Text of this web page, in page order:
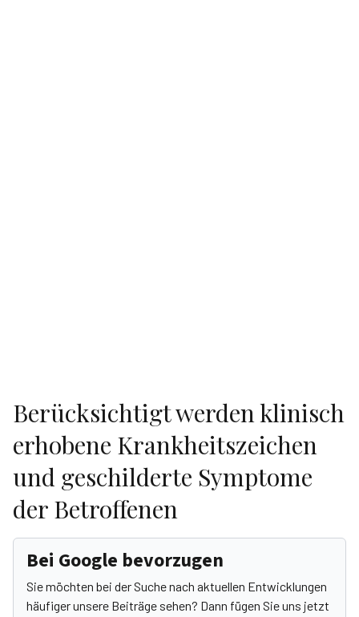
Berücksichtigt werden klinisch
erhobene Krankheitszeichen
und geschilderte Symptome
der Betroffenen
Bei Google bevorzugen
Sie möchten bei der Suche nach aktuellen Entwicklungen
häufiger unsere Beiträge sehen? Dann fügen Sie uns jetzt